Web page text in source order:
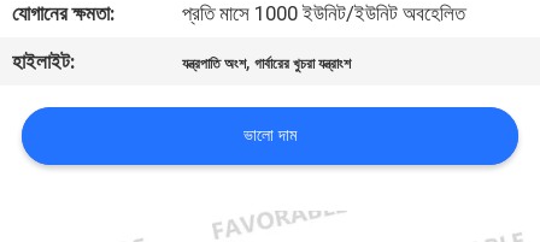
খবর
উদ্ধৃতির
জন্য
যোগানের ক্ষমতা:
প্রতি মাসে 1000 ইউনিট/ইউনিট অবহেলিত
হাইলাইট:
যন্ত্রপাতি অংশ,গার্বারের খুচরা যন্ত্রাংশ
ভালো দাম